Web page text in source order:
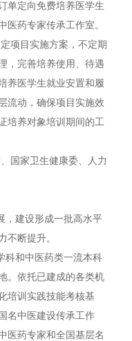
单定向免费培养医学生
医药专家传承工作室。
项目实施方案，不定期
，完善培养使用、待遇
养医学生就业安置和履
流动，确保项目实施效
培养对象培训期间的工
国家卫生健康委、人力
，建设形成一批高水平
不断提升。
科和中医药类一流本科
。依托已建成的各类机
培训实践技能考核基
名中医建设传承工作
医药专家和全国基层名